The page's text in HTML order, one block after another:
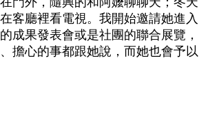
客廳裡看電視。我開始邀請她進入
成果發表會或是社團的聯合展覽，
擔心的事都跟她說，而她也會予以